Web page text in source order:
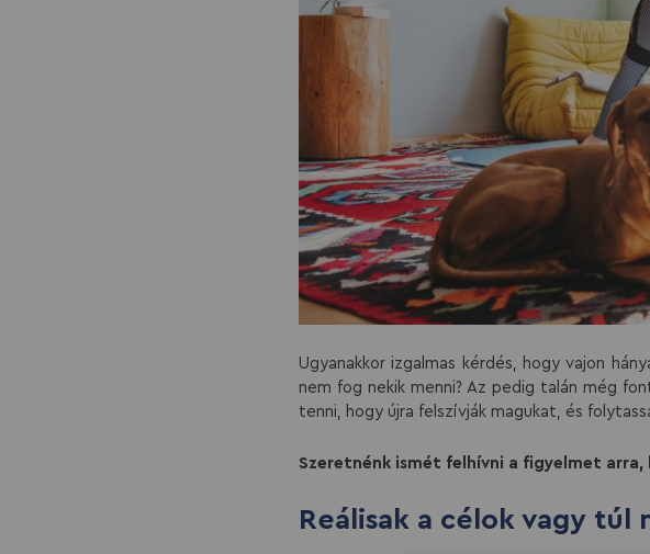
Ugyanakkor izgalmas kérdés, hogy vajon
nem fog nekik menni? Az pedig talán még
tenni, hogy újra felszívják magukat, és
Szeretnénk ismét felhívni a figyelmet
Reálisak a célok vagy túl